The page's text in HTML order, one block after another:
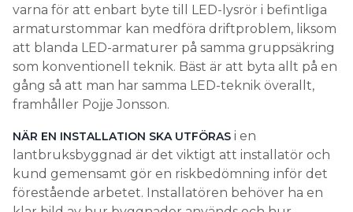
varna för att enbart byte till LED-lysrör i befintliga
armaturstommar kan medföra driftproblem, liksom
att blanda LED-armaturer på samma gruppsäkring
som konventionell teknik. Bäst är att byta allt på en
gång så att man har samma LED-teknik överallt,
framhåller Pojje Jonsson.
NÄR EN INSTALLATION SKA UTFÖRAS i en
lantbruksbyggnad är det viktigt att installatör och
kund gemensamt gör en riskbedömning inför det
förestående arbetet. Installatören behöver ha en